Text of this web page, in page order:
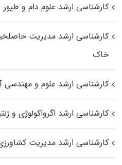
کارشناسی ارشد علوم دام و طیور
کارشناسی ارشد مدیریت
خاک
کارشناسی ارشد علوم و مهندسی
کارشناسی ارشد اگرواکولوژی و
کارشناسی ارشد مدیریت